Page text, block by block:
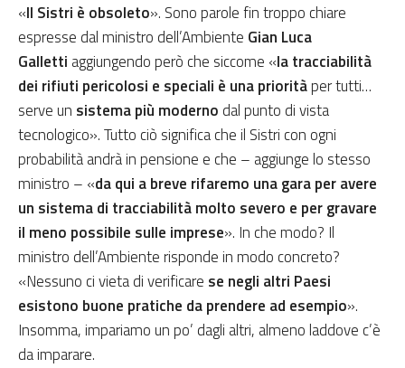
«Il Sistri è obsoleto». Sono parole fin troppo chiare
espresse dal ministro dell’Ambiente Gian Luca
Galletti aggiungendo però che siccome «la tracciabilità
dei rifiuti pericolosi e speciali è una prioritàper tutti…
serve un sistema più moderno dal punto di vista
tecnologico». Tutto ciò significa che il Sistri con ogni
probabilità andrà in pensione e che – aggiunge lo stesso
ministro – «da qui a breve rifaremo una gara per avere
un sistema di tracciabilità molto severo e per gravare
il meno possibile sulle imprese». In che modo? Il
ministro dell’Ambiente risponde in modo concreto?
«Nessuno ci vieta di verificare se negli altri Paesi
esistono buone pratiche da prendere ad esempio».
Insomma, impariamo un po’ dagli altri, almeno laddove c’è
da imparare.